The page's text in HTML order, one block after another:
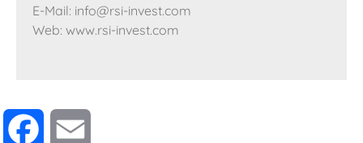
E-Mail: info@rsi-invest.com
Web: www.rsi-invest.com
Facebook